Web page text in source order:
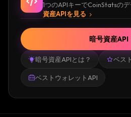
1つのAPIキーでCoinStatsのデ
資産APIを見る
暗号資産APIとは？ ベス
ベストウォレットAPI
暗号資産API